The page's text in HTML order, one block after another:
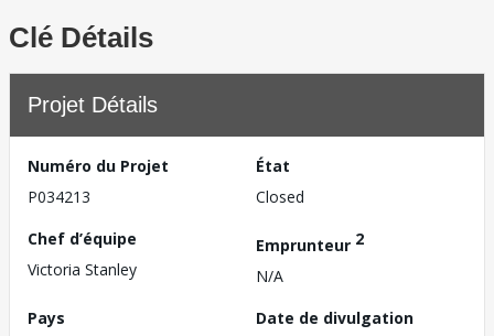
Clé Détails
Projet Détails
Numéro du Projet
P034213
État
Closed
Chef d’équipe
Victoria Stanley
Emprunteur 2
N/A
Pays
Date de divulgation